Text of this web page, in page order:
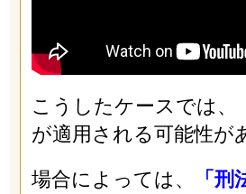
こうしたケースでは、
が適用される可能性が
場合によっては、
「刑